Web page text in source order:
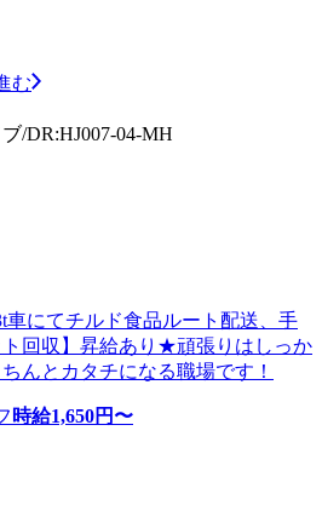
む
/DR:HJ007-04-MH
車にてチルド食品ルート配送、手
回収】昇給あり★頑張りはしっか
んとカタチになる職場です！
時給1,650円〜